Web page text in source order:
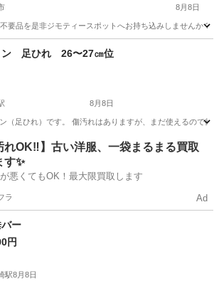
8月8日
を是非ジモティースポットへお持ち込みしませんか？
ィットネス、トレーニング 現地
ン 足ひれ 26〜27㎝位
8月8日
（足ひれ）です。 傷汚れはありますが、まだ使えるので
駅 マリンスポーツ フィン
れOK‼️】古い洋服、一袋まるまる買取
す✨
悪くてもOK！最大限買取します
ラ Ad
ー
円
駅8月8日